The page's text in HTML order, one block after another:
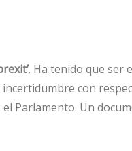
. Ha tenido que ser
con
Parlamento. Un